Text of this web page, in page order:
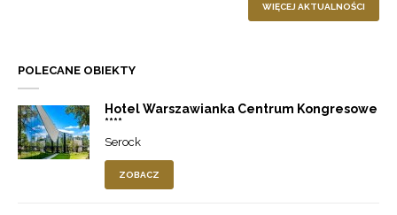
WIĘCEJ AKTUALNOŚCI
POLECANE OBIEKTY
Hotel Warszawianka Centrum Kongresowe
****
Serock
ZOBACZ